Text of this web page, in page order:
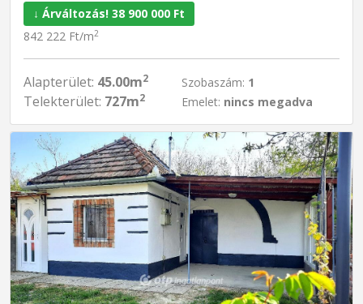
↓ Árváltozás! 38 900 000 Ft
842 222 Ft/m2
Alapterület: 45.00m2
Telekterület: 727m2
Szobaszám: 1
Emelet: nincs megadva